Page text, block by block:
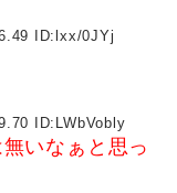
ID: lxx/0JYj
ID: LWbVobly
いなぁと思っ